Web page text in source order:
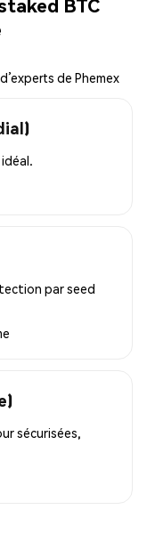
BTC
de Phemex
par seed
sécurisées,